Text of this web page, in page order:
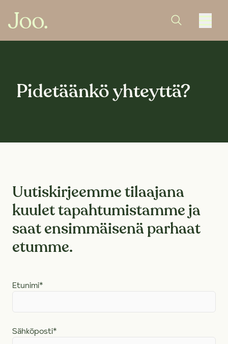
Pidetäänkö yhteyttä?
Uutiskirjeemme tilaajana
kuulet tapahtumistamme ja
saat ensimmäisenä parhaat
etumme.
Etunimi*
Sähköposti*